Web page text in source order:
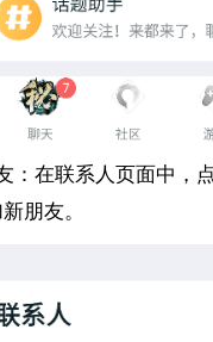
：在联系人页面中，
朋友。